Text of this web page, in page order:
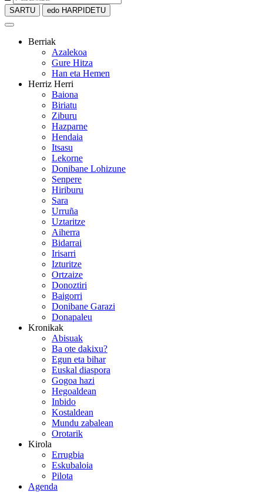
SARTU edo HARPIDETU
Berriak
Azalekoa
Gure Hitza
Han eta Hemen
Herriz Herri
Baiona
Biriatu
Ziburu
Hazparne
Hendaia
Itsasu
Lekorne
Donibane Lohizune
Senpere
Hiriburu
Sara
Urruña
Uztaritze
Aiherra
Bidarrai
Irisarri
Izturitze
Ortzaize
Donoztiri
Baigorri
Donibane Garazi
Donapaleu
Kronikak
Abisuak
Ba ote dakixu?
Egun eta bihar
Euskal diaspora
Gogoa hazi
Hegoaldean
Inbido
Kostaldean
Mundu zabalean
Orotarik
Kirola
Errugbia
Eskubaloia
Pilota
Agenda